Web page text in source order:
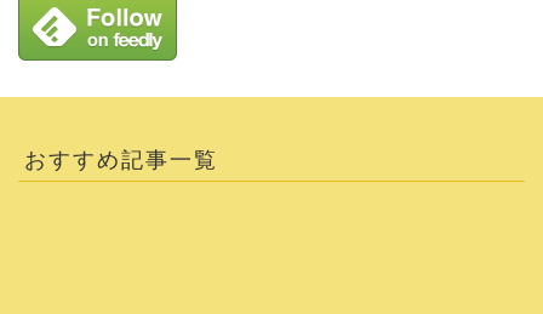
おすすめ記事一覧